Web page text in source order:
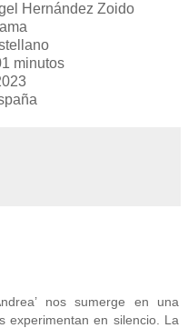
Hernández Zoido
minutos
nos sumerge en una
experimentan en silencio. La